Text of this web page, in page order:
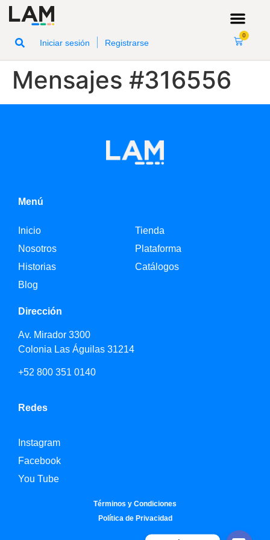
Iniciar sesión Registrarse
0
Mensajes #316556
Menú
Inicio
Nosotros
Historias
Blog
Tienda
Plataforma
Catálogos
Dirección
Av. Mirador 3300
Colonia Las Águilas 31214
+52 800 351 0140
Redes
Instagram
Facebook
You Tube
Términos y Condiciones
Política de Privacidad